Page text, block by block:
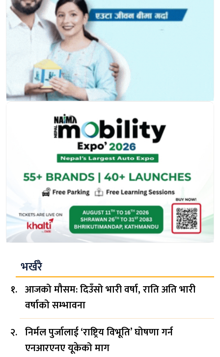
भर्खरै
आजको मौसम: दिउँसो भारी वर्षा, राति अति भारी
वर्षाको सम्भावना
निर्मल पुर्जालाई ‘राष्ट्रिय विभूति’ घोषणा गर्न
एनआरएनए यूकेको माग